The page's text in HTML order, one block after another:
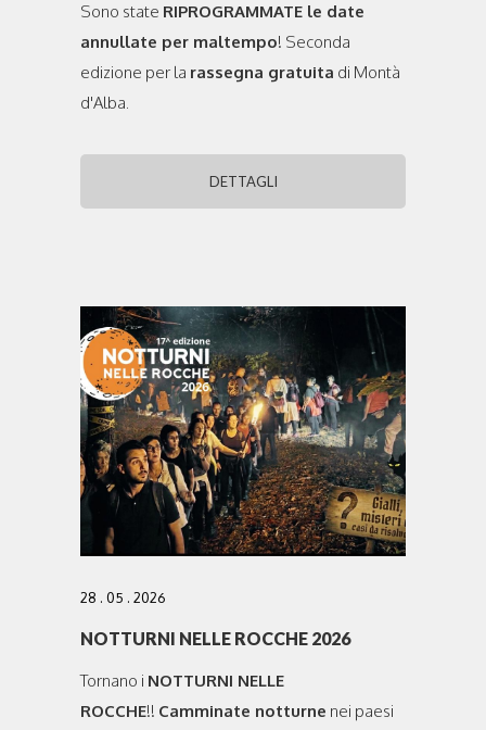
Sono state RIPROGRAMMATE le date
annullate per maltempo! Seconda
edizione per la rassegna gratuita di Montà
d'Alba.
DETTAGLI
28 . 05 . 2026
NOTTURNI NELLE ROCCHE 2026
Tornano i NOTTURNI NELLE
ROCCHE!! Camminate notturne nei paesi